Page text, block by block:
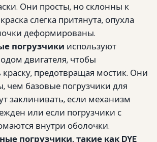
Они просты, но склонны к
слегка притянута, опухла
деформированы.
погрузчики используют
двигателя, чтобы
предотвращая мостик. Они
чем базовые погрузчики для
заклинивать, если механизм
или если погрузчики с
внутри оболочки.
погрузчики, такие как DYE